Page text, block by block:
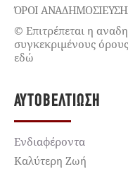
ΌΡΟΙ
© Επιτρέπεται η
συγκεκριμένους
εδώ
ΑΥΤΟΒΕΛΤΊΩΣΗ
Ενδιαφέροντα
Καλύτερη Ζωή